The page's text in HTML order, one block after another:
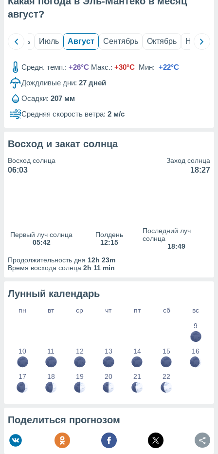
из
данных
наших 1199
август?
Июнь Июль Август Сентябрь Октябрь Ноябрь
Средн. темп.: +26°C Макс.: +30°C Мин: +22°C
Дождливые дни: 27 дней
Осадки: 207 мм
Средняя скорость ветра: 2 м/с
Восход и закат солнца
Восход солнца
06:03
Заход солнца
18:27
Первый луч солнца
05:42
Полдень
12:15
Последний луч
солнца
18:49
Продолжительность дня 12h 23m
Время восхода солнца 2h 11 min
Лунный календарь
пн вт ср чт пт сб
вс
9
10 11 12 13 14 15 16
17 18 19 20 21 22
Поделиться прогнозом